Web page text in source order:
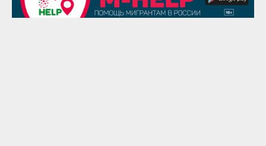
Надежда Рослова